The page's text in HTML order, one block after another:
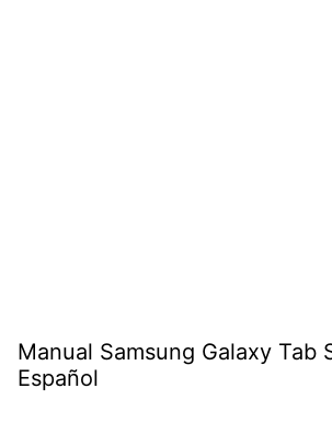
Manual Samsung Galaxy Tab
Español